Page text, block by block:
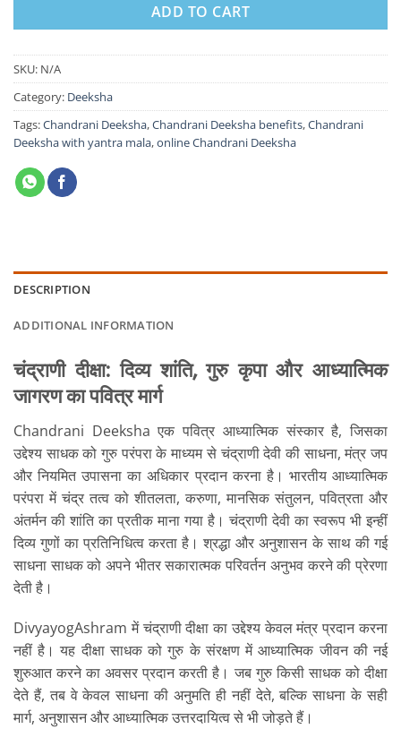
ADD TO CART
SKU: N/A
Category: Deeksha
Tags:Chandrani Deeksha,Chandrani Deeksha benefits,Chandrani
Deeksha with yantra mala,online Chandrani Deeksha
DESCRIPTION
ADDITIONAL INFORMATION
चंद्राणी दीक्षा: दिव्य शांति, गुरु कृपा और आध्यात्मिक
जागरण का पवित्र मार्ग
Chandrani Deeksha एक पवित्र आध्यात्मिक संस्कार है, जिसका
उद्देश्य साधक को गुरु परंपरा के माध्यम से चंद्राणी देवी की साधना, मंत्र जप
और नियमित उपासना का अधिकार प्रदान करना है। भारतीय आध्यात्मिक
परंपरा में चंद्र तत्व को शीतलता, करुणा, मानसिक संतुलन, पवित्रता और
अंतर्मन की शांति का प्रतीक माना गया है। चंद्राणी देवी का स्वरूप भी इन्हीं
दिव्य गुणों का प्रतिनिधित्व करता है। श्रद्धा और अनुशासन के साथ की गई
साधना साधक को अपने भीतर सकारात्मक परिवर्तन अनुभव करने की प्रेरणा
देती है।
DivyayogAshram में चंद्राणी दीक्षा का उद्देश्य केवल मंत्र प्रदान करना
नहीं है। यह दीक्षा साधक को गुरु के संरक्षण में आध्यात्मिक जीवन की नई
शुरुआत करने का अवसर प्रदान करती है। जब गुरु किसी साधक को दीक्षा
देते हैं, तब वे केवल साधना की अनुमति ही नहीं देते, बल्कि साधना के सही
मार्ग, अनुशासन और आध्यात्मिक उत्तरदायित्व से भी जोड़ते हैं।